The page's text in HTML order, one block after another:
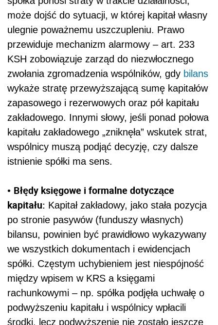
może dojść do sytuacji, w której kapitał własny
ulegnie poważnemu uszczupleniu. Prawo
przewiduje mechanizm alarmowy – art. 233
KSH zobowiązuje zarząd do niezwłocznego
zwołania zgromadzenia wspólników, gdy bilans
wykaże stratę przewyższającą sumę kapitałów
zapasowego i rezerwowych oraz pół kapitału
zakładowego. Innymi słowy, jeśli ponad połowa
kapitału zakładowego „zniknęła” wskutek strat,
wspólnicy muszą podjąć decyzję, czy dalsze
istnienie spółki ma sens.
• Błędy księgowe i formalne dotyczące
kapitału: Kapitał zakładowy, jako stała pozycja
po stronie pasywów (funduszy własnych)
bilansu, powinien być prawidłowo wykazywany
we wszystkich dokumentach i ewidencjach
spółki. Częstym uchybieniem jest niespójność
między wpisem w KRS a księgami
rachunkowymi – np. spółka podjęła uchwałę o
podwyższeniu kapitału i wspólnicy wpłacili
środki, lecz podwyższenie nie zostało jeszcze